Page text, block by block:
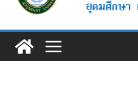
ประจำปีงบประมาณ พ.ศ.
๑,๙๗๒ ชุด โดยวิธีเฉพาะเจาะ